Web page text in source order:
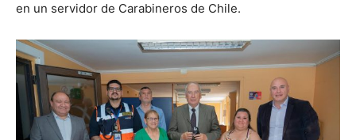
en un servidor de Carabineros de Chile.